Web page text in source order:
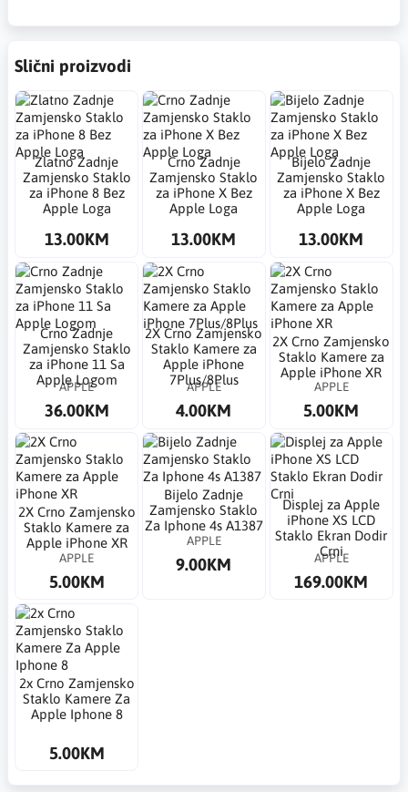
Slični proizvodi
Zlatno Zadnje
Zamjensko Staklo
za iPhone 8 Bez
Apple Loga
13.00KM
Crno Zadnje
Zamjensko Staklo
za iPhone X Bez
Apple Loga
13.00KM
Bijelo Zadnje
Zamjensko Staklo
za iPhone X Bez
Apple Loga
13.00KM
Crno Zadnje
Zamjensko Staklo
za iPhone 11 Sa
Apple Logom
APPLE
36.00KM
2X Crno Zamjensko
Staklo Kamere za
Apple iPhone
7Plus/8Plus
APPLE
4.00KM
2X Crno Zamjensko
Staklo Kamere za
Apple iPhone XR
APPLE
5.00KM
2X Crno Zamjensko
Staklo Kamere za
Apple iPhone XR
APPLE
5.00KM
Bijelo Zadnje
Zamjensko Staklo
Za Iphone 4s A1387
APPLE
9.00KM
​Displej za Apple
iPhone XS LCD
Staklo Ekran Dodir
Crni
APPLE
169.00KM
2x Crno Zamjensko
Staklo Kamere Za
Apple Iphone 8
5.00KM